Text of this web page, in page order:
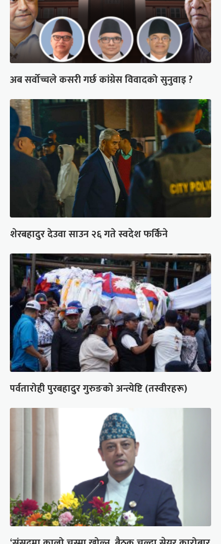
अब सर्वोच्चले कसरी गर्छ कांग्रेस विवादको सुनुवाइ ?
शेरबहादुर देउवा साउन २६ गते स्वदेश फर्किने
पर्वतारोही पुरबहादुर गुरुङको अन्त्येष्टि (तस्वीरहरू)